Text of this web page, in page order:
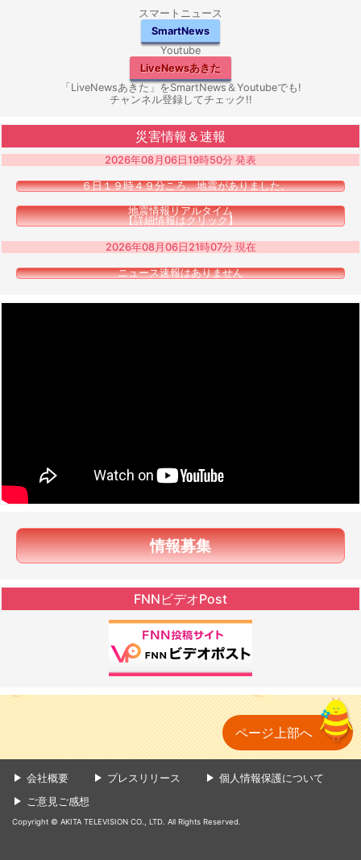
スマートニュース
SmartNews
Youtube
LiveNewsあきた
「LiveNewsあきた」をSmartNews＆Youtubeでも!
チャンネル登録してチェック!!
災害情報＆速報
2026年08月06日19時50分 発表
６日１９時４９分ころ、地震がありました。
地震情報リアルタイム
【詳細情報はクリック】
2026年08月06日21時07分 現在
ニュース速報はありません
情報募集
FNNビデオPost
ページ上部へ
会社概要 プレスリリース
個人情報保護について
ご意見ご感想
Copyright © AKITA TELEVISION CO., LTD. All Rights Reserved.